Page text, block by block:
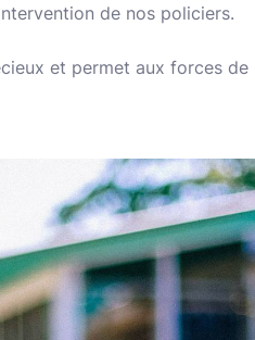
de nos policiers.
et permet aux forces de